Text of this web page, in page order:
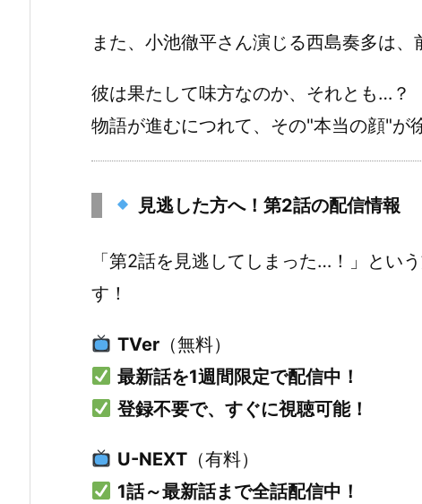
また、小池徹平さん演じる西島奏多は、
彼は果たして味方なのか、それとも…？
物語が進むにつれて、その"本当の顔"が
見逃した方へ！第2話の配信情報
「第2話を見逃してしまった…！」とい
す！
TVer（無料）
最新話を1週間限定で配信中！
登録不要で、すぐに視聴可能！
U-NEXT（有料）
1話～最新話まで全話配信中！